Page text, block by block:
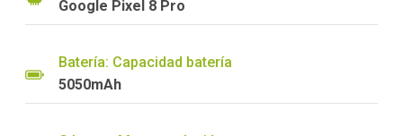
Google Pixel 8 Pro
Batería: Capacidad batería
5050mAh